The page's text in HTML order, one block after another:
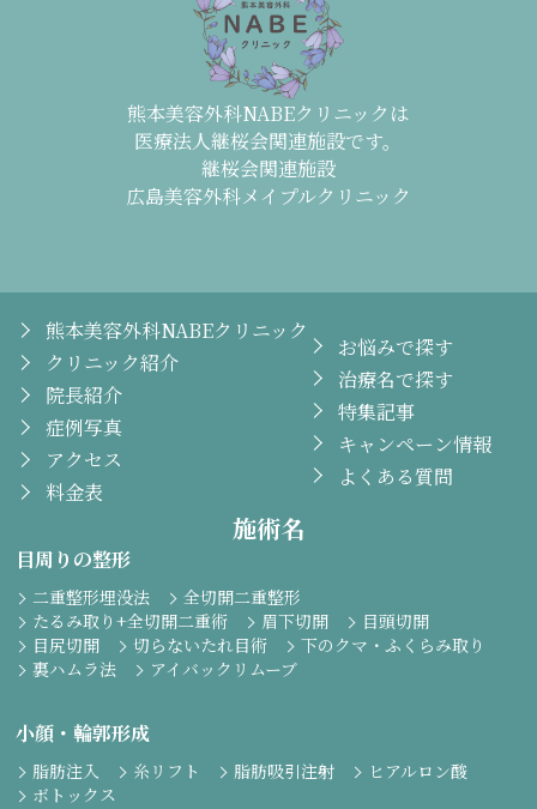
熊本美容外科NABEクリニックは
医療法人継桜会関連施設です。
継桜会関連施設
広島美容外科メイプルクリニック
熊本美容外科NABEクリニック
クリニック紹介
院長紹介
症例写真
アクセス
料金表
お悩みで探す
治療名で探す
特集記事
キャンペーン情報
よくある質問
施術名
目周りの整形
二重整形埋没法
全切開二重整形
たるみ取り+全切開二重術
眉下切開
目頭切開
目尻切開
切らないたれ目術
下のクマ・ふくらみ取り
裏ハムラ法
アイバックリムーブ
小顔・輪郭形成
脂肪注入 糸リフト 脂肪吸引注射
ヒアルロン酸
ボトックス